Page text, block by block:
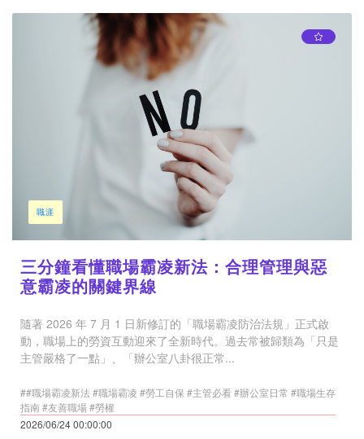
職涯
三分鐘看懂職場霸凌新法：合理管理與惡
意霸凌的關鍵界線
隨著 2026 年 7 月 1 日新修訂的「職場霸凌防治法規」正式啟
動，職場上的勞資互動迎來了全新時代。過去常被歸類為「只是
主管嚴格了一點」、「辦公室八卦很正常...
##職場霸凌新法 #職場霸凌 #勞工自保 #主管必看 #辦公室日常 #職場生存
指南 #友善職場 #勞權
2026/06/24 00:00:00